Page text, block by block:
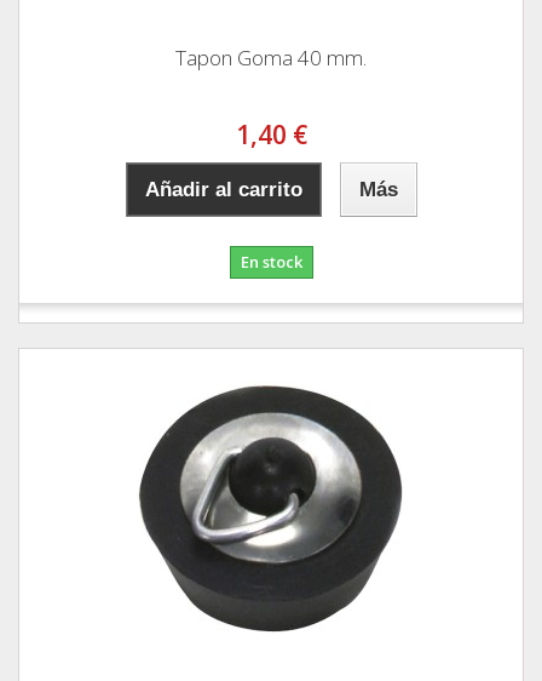
Tapon Goma 40 mm.
1,40 €
Añadir al carrito Más
En stock